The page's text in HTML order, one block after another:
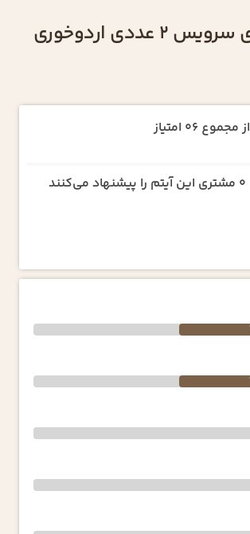
سرویس 2 عددی اردوخوری
از مجموع 06 امتیاز
0 مشتری این آیتم را پیشنهاد می‌کنند